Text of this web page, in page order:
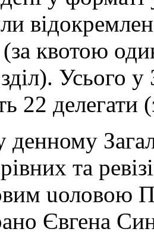
(за квотою
Усього у
22
денному
та
uоловою
Євгена